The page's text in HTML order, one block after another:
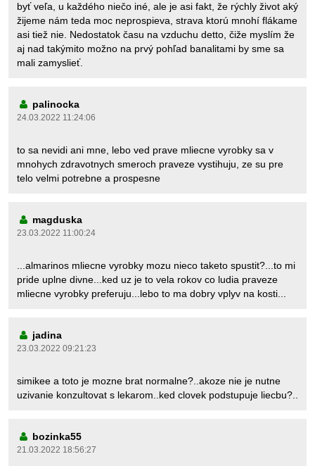
byť veľa, u každého niečo iné, ale je asi fakt, že rýchly život aký
žijeme nám teda moc neprospieva, strava ktorú mnohí flákame
asi tiež nie. Nedostatok času na vzduchu detto, čiže myslím že
aj nad takýmito možno na prvý pohľad banalitami by sme sa
mali zamyslieť.
palinocka
24.03.2022 11:24:06
to sa nevidi ani mne, lebo ved prave mliecne vyrobky sa v
mnohych zdravotnych smeroch praveze vystihuju, ze su pre
telo velmi potrebne a prospesne
magduska
23.03.2022 11:00:24
...almarinos mliecne vyrobky mozu nieco taketo spustit?...to mi
pride uplne divne...ked uz je to vela rokov co ludia praveze
mliecne vyrobky preferuju...lebo to ma dobry vplyv na kosti...
jadina
23.03.2022 09:21:23
simikee a toto je mozne brat normalne?..akoze nie je nutne
uzivanie konzultovat s lekarom..ked clovek podstupuje liecbu?..
bozinka55
21.03.2022 18:56:27